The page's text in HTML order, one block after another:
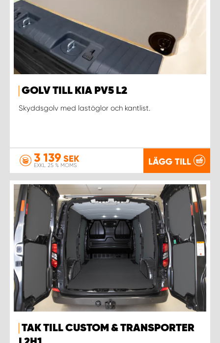
GOLV TILL KIA PV5 L2
Skyddsgolv med lastöglor och kantlist.
3 139 SEK
EXKL. 25 % MOMS LÄGG TILL
TAK TILL CUSTOM & TRANSPORTER